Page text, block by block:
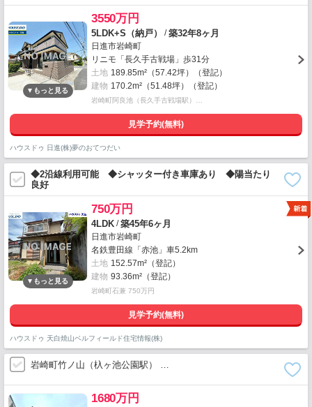
3550万円
5LDK+S（納戸） /築32年8ヶ月
日進市岩崎町
リニモ「長久手古戦場」歩31分
土地 189.85m²（57.42坪）（登記）
建物 170.2m²（51.48坪）（登記）
岩崎町阿良池（長久手古戦場駅）…
見学予約(無料)
ハウスドゥ 日進(株)夢のおてつだい
◆2沿線利用可能 ◆シャッター付き車庫あり ◆陽当たり
良好
750万円
4LDK /築45年6ヶ月
日進市岩崎町
名鉄豊田線「赤池」車5.2km
土地 152.57m²（登記）
建物 93.36m²（登記）
岩崎町石兼 750万円
見学予約(無料)
ハウスドゥ 天白焼山ベルフィールド住宅情報(株)
岩崎町竹ノ山（杁ヶ池公園駅） …
1680万円